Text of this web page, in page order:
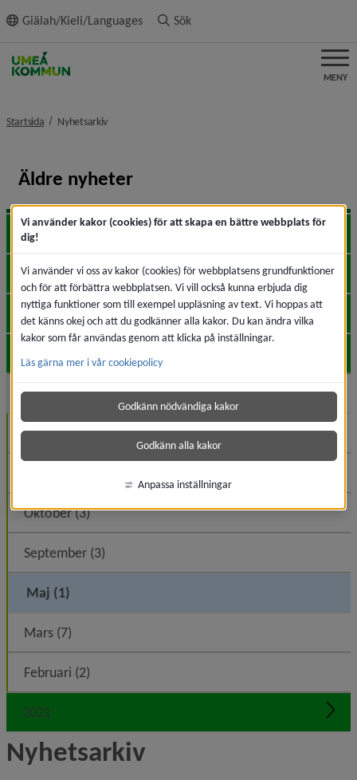
innehållet
Giälah/Kieli/Languages Sök
MENY
Startsida Nyhetsarkivnivå i brödsmulenavigeringen
Äldre nyheter
2026
2025
2024
2022
December (4)
Oktober (3)
September (3)
Maj (1)
Mars (7)
Februari (2)
2021
Nyhetsarkiv
Vi använder kakor (cookies) för att skapa en bättre webbplats för
dig!
Vi använder vi oss av kakor (cookies) för webbplatsens grundfunktioner
och för att förbättra webbplatsen. Vi vill också kunna erbjuda dig
nyttiga funktioner som till exempel uppläsning av text. Vi hoppas att
det känns okej och att du godkänner alla kakor. Du kan ändra vilka
kakor som får användas genom att klicka på inställningar.
Läs gärna mer i vår cookiepolicy
Godkänn nödvändiga kakor
Godkänn alla kakor
Anpassa inställningar